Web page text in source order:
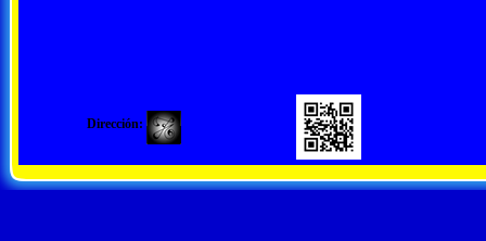
Dirección: